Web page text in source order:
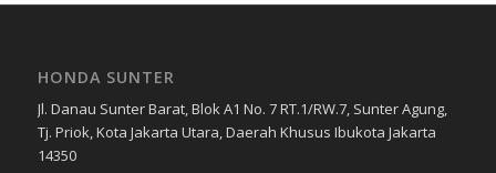
HONDA SUNTER
Jl. Danau Sunter Barat, Blok A1 No. 7 RT.1/RW.7, Sunter Agung,
Tj. Priok, Kota Jakarta Utara, Daerah Khusus Ibukota Jakarta
14350